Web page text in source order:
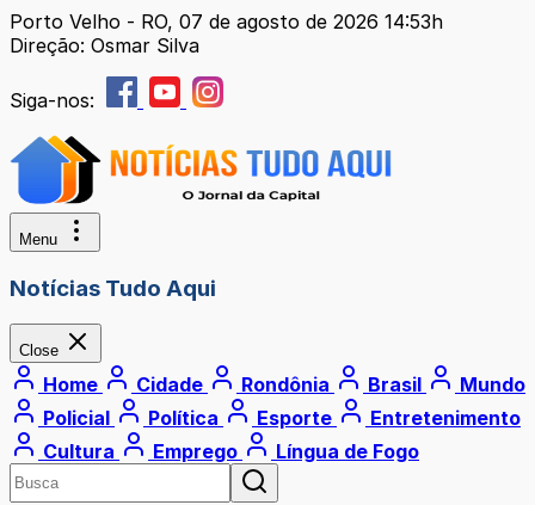
Porto Velho - RO, 07 de agosto de 2026 14:53h
Direção: Osmar Silva
Siga-nos:
Menu
Notícias Tudo Aqui
Close
Home Cidade Rondônia Brasil
Mundo
Policial
Política Esporte
Entretenimento
Cultura
Emprego Língua de Fogo